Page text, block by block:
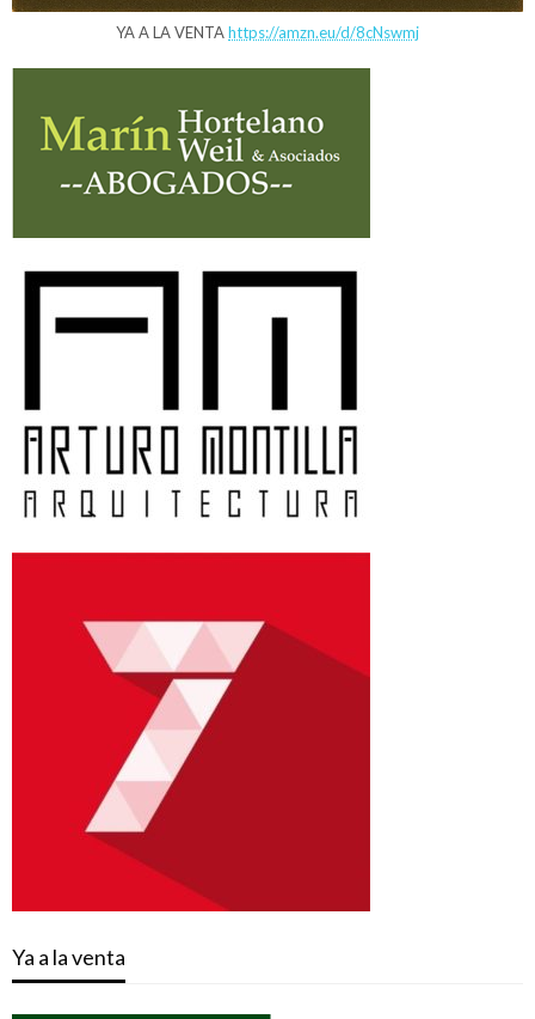
YA A LA VENTAhttps://amzn.eu/d/8cNswmj
Ya a la venta